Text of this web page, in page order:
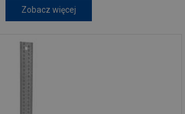
Zobacz więcej